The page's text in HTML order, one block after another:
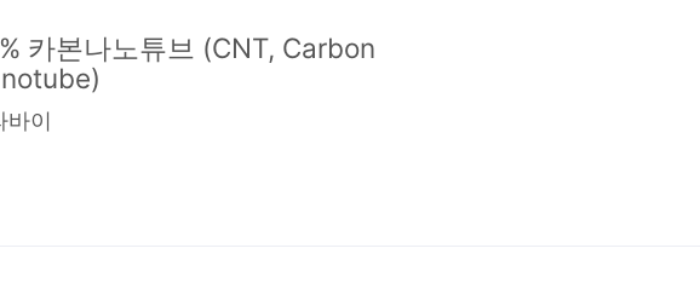
기 클릭
카본나노튜브 (CNT, Carbon
바이